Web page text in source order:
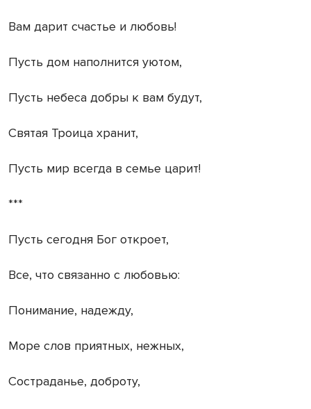
Вам дарит счастье и любовь!
Пусть дом наполнится уютом,
Пусть небеса добры к вам будут,
Святая Троица хранит,
Пусть мир всегда в семье царит!
***
Пусть сегодня Бог откроет,
Все, что связанно с любовью:
Понимание, надежду,
Море слов приятных, нежных,
Состраданье, доброту,